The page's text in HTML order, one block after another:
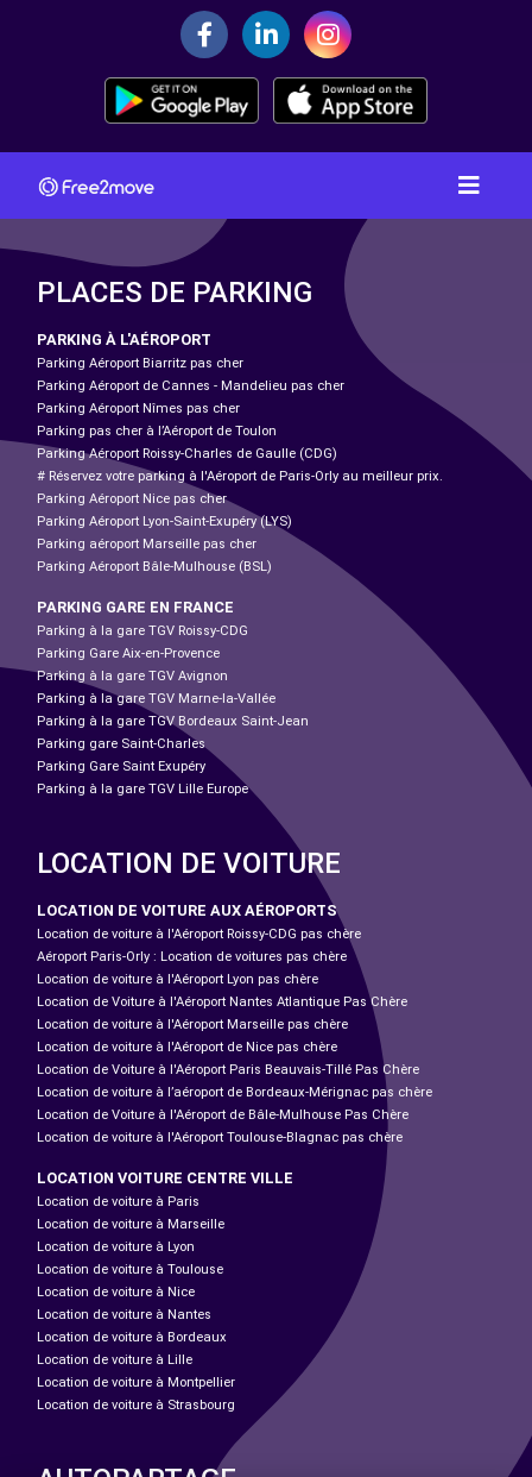
PLACES DE PARKING
PARKING À L'AÉROPORT
Parking Aéroport Biarritz pas cher
Parking Aéroport de Cannes - Mandelieu pas cher
Parking Aéroport Nîmes pas cher
Parking pas cher à l’Aéroport de Toulon
Parking Aéroport Roissy-Charles de Gaulle (CDG)
# Réservez votre parking à l'Aéroport de Paris-Orly au meilleur prix.
Parking Aéroport Nice pas cher
Parking Aéroport Lyon-Saint-Exupéry (LYS)
Parking aéroport Marseille pas cher
Parking Aéroport Bâle-Mulhouse (BSL)
PARKING GARE EN FRANCE
Parking à la gare TGV Roissy-CDG
Parking Gare Aix-en-Provence
Parking à la gare TGV Avignon
Parking à la gare TGV Marne-la-Vallée
Parking à la gare TGV Bordeaux Saint-Jean
Parking gare Saint-Charles
Parking Gare Saint Exupéry
Parking à la gare TGV Lille Europe
LOCATION DE VOITURE
LOCATION DE VOITURE AUX AÉROPORTS
Location de voiture à l'Aéroport Roissy-CDG pas chère
Aéroport Paris-Orly : Location de voitures pas chère
Location de voiture à l'Aéroport Lyon pas chère
Location de Voiture à l'Aéroport Nantes Atlantique Pas Chère
Location de voiture à l'Aéroport Marseille pas chère
Location de voiture à l'Aéroport de Nice pas chère
Location de Voiture à l'Aéroport Paris Beauvais-Tillé Pas Chère
Location de voiture à l’aéroport de Bordeaux-Mérignac pas chère
Location de Voiture à l'Aéroport de Bâle-Mulhouse Pas Chère
Location de voiture à l'Aéroport Toulouse-Blagnac pas chère
LOCATION VOITURE CENTRE VILLE
Location de voiture à Paris
Location de voiture à Marseille
Location de voiture à Lyon
Location de voiture à Toulouse
Location de voiture à Nice
Location de voiture à Nantes
Location de voiture à Bordeaux
Location de voiture à Lille
Location de voiture à Montpellier
Location de voiture à Strasbourg